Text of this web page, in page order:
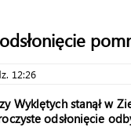
12:26
Wyklętych stanął w
odsłonięcie